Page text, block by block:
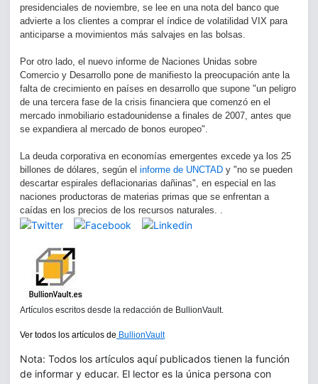
presidenciales de noviembre, se lee en una nota del banco que
advierte a los clientes a comprar el índice de volatilidad VIX para
anticiparse a movimientos más salvajes en las bolsas.
Por otro lado, el nuevo informe de Naciones Unidas sobre
Comercio y Desarrollo pone de manifiesto la preocupación ante la
falta de crecimiento en países en desarrollo que supone "un peligro
de una tercera fase de la crisis financiera que comenzó en el
mercado inmobiliario estadounidense a finales de 2007, antes que
se expandiera al mercado de bonos europeo".
La deuda corporativa en economías emergentes excede ya los 25
billones de dólares, según el informe de UNCTAD y "no se pueden
descartar espirales deflacionarias dañinas", en especial en las
naciones productoras de materias primas que se enfrentan a
caídas en los precios de los recursos naturales. .
Artículos escritos desde la redacción de BullionVault.
Ver todos los artículos de BullionVault
Nota: Todos los artículos aquí publicados tienen la función
de informar y educar. El lector es la única persona con